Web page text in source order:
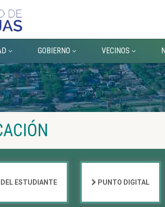
GOBIERNO VECINOS
ESTUDIANTE PUNTO DIGITAL